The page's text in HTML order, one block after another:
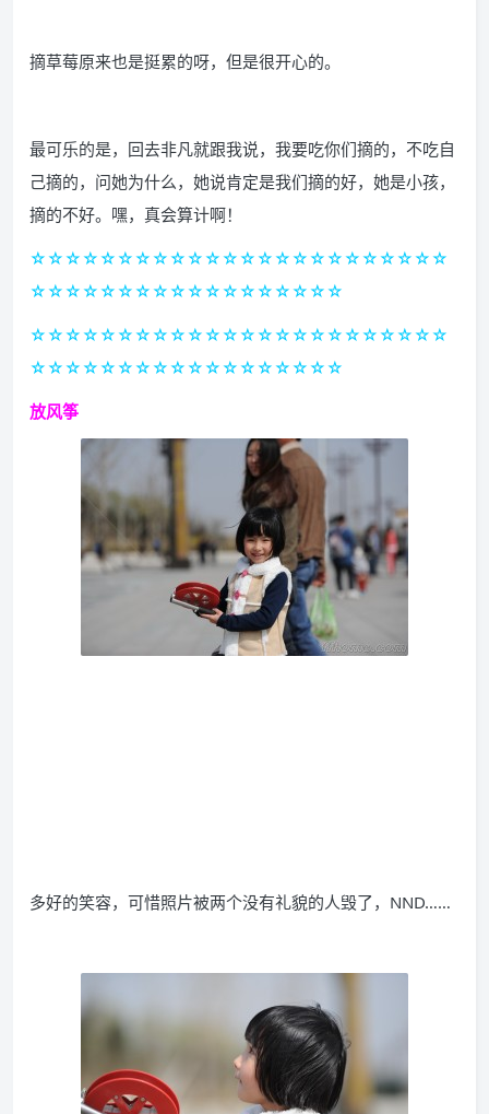
摘草莓原来也是挺累的呀，但是很开心的。
最可乐的是，回去非凡就跟我说，我要吃你们摘的，不吃自
己摘的，问她为什么，她说肯定是我们摘的好，她是小孩，
摘的不好。嘿，真会算计啊！
☆☆☆☆☆☆☆☆☆☆☆☆☆☆☆☆☆☆☆☆☆☆☆☆
☆☆☆☆☆☆☆☆☆☆☆☆☆☆☆☆☆☆
☆☆☆☆☆☆☆☆☆☆☆☆☆☆☆☆☆☆☆☆☆☆☆☆
☆☆☆☆☆☆☆☆☆☆☆☆☆☆☆☆☆☆
放风筝
多好的笑容，可惜照片被两个没有礼貌的人毁了，NND……